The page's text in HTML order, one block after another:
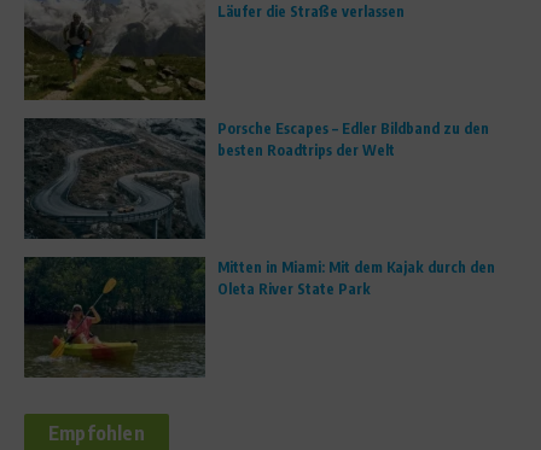
Läufer die Straße verlassen
Porsche Escapes – Edler Bildband zu den
besten Roadtrips der Welt
Mitten in Miami: Mit dem Kajak durch den
Oleta River State Park
Empfohlen